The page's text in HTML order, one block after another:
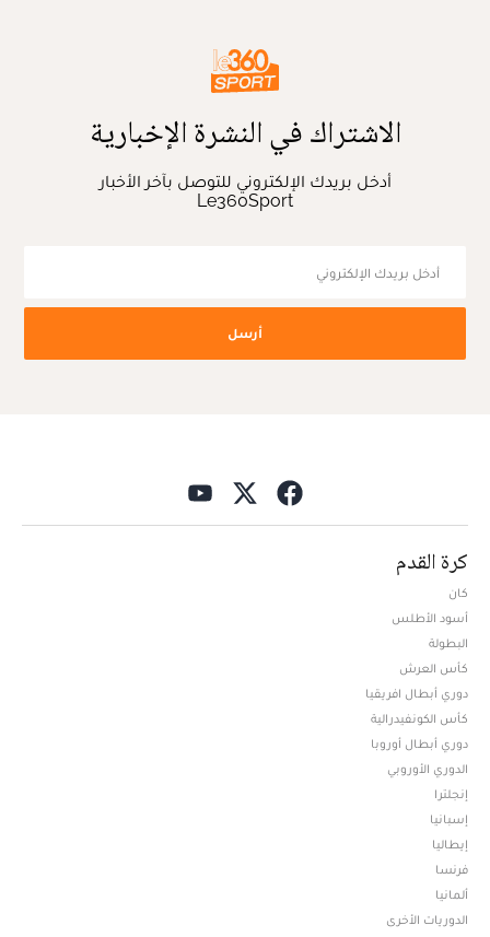
الاشتراك في النشرة الإخبارية
أدخل بريدك الإلكتروني للتوصل بآخر الأخبار
Le360Sport
أرسل
كرة القدم
كان
أسود الأطلس
البطولة
كأس العرش
دوري أبطال افريقيا
كأس الكونفيدرالية
دوري أبطال أوروبا
الدوري الأوروبي
إنجلترا
إسبانيا
إيطاليا
فرنسا
ألمانيا
الدوريات الأخرى